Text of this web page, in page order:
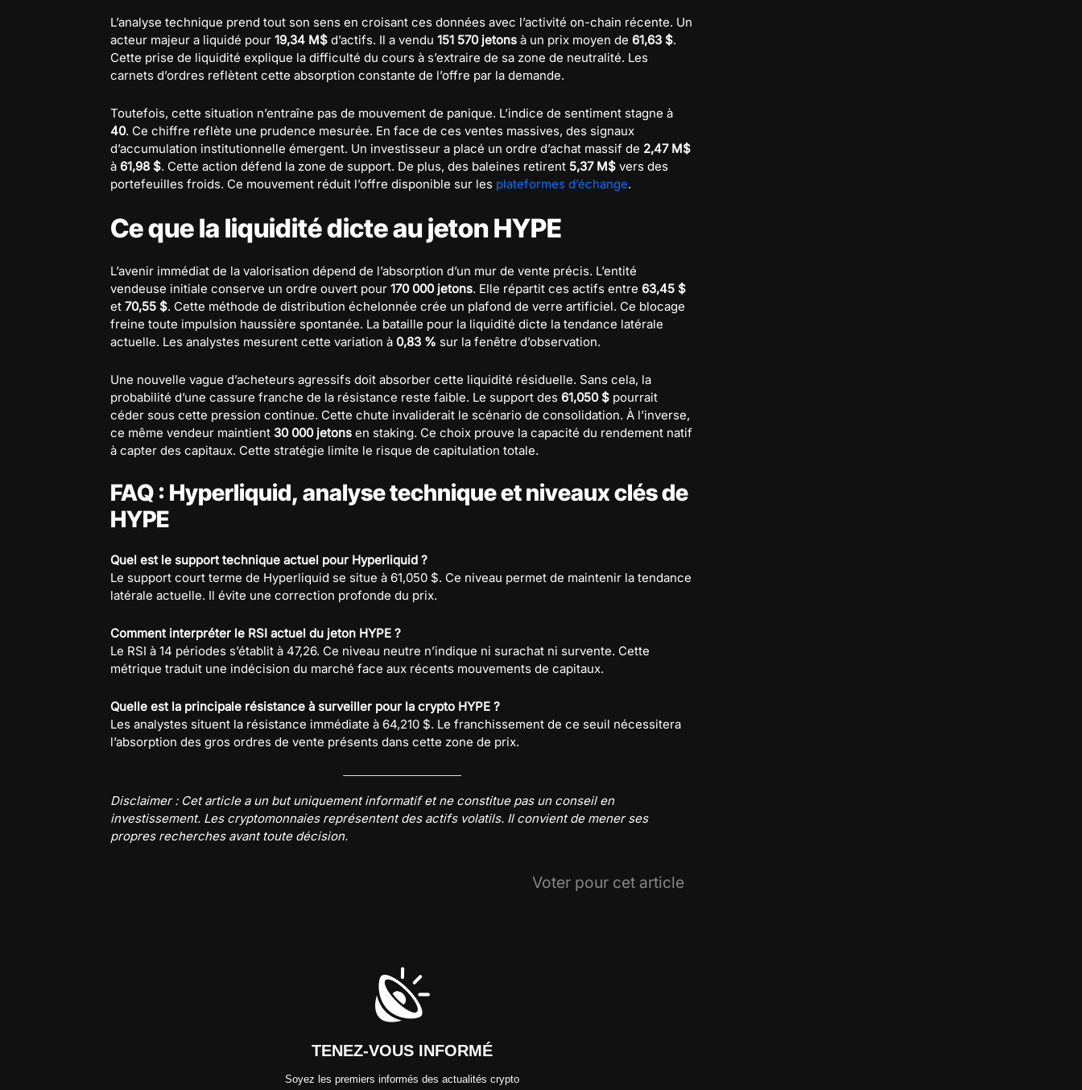
L’analyse technique prend tout son sens en croisant ces données avec l’activité on-chain récente. Un
acteur majeur a liquidé pour 19,34 M$ d’actifs. Il a vendu 151 570 jetons à un prix moyen de 61,63 $.
Cette prise de liquidité explique la difficulté du cours à s’extraire de sa zone de neutralité. Les
carnets d’ordres reflètent cette absorption constante de l’offre par la demande.
Toutefois, cette situation n’entraîne pas de mouvement de panique. L’indice de sentiment stagne à
40. Ce chiffre reflète une prudence mesurée. En face de ces ventes massives, des signaux
d’accumulation institutionnelle émergent. Un investisseur a placé un ordre d’achat massif de 2,47 M$
à 61,98 $. Cette action défend la zone de support. De plus, des baleines retirent 5,37 M$ vers des
portefeuilles froids. Ce mouvement réduit l’offre disponible sur les plateformes d’échange.
Ce que la liquidité dicte au jeton HYPE
L’avenir immédiat de la valorisation dépend de l’absorption d’un mur de vente précis. L’entité
vendeuse initiale conserve un ordre ouvert pour 170 000 jetons. Elle répartit ces actifs entre 63,45 $
et 70,55 $. Cette méthode de distribution échelonnée crée un plafond de verre artificiel. Ce blocage
freine toute impulsion haussière spontanée. La bataille pour la liquidité dicte la tendance latérale
actuelle. Les analystes mesurent cette variation à 0,83 % sur la fenêtre d’observation.
Une nouvelle vague d’acheteurs agressifs doit absorber cette liquidité résiduelle. Sans cela, la
probabilité d’une cassure franche de la résistance reste faible. Le support des 61,050 $ pourrait
céder sous cette pression continue. Cette chute invaliderait le scénario de consolidation. À l’inverse,
ce même vendeur maintient 30 000 jetons en staking. Ce choix prouve la capacité du rendement natif
à capter des capitaux. Cette stratégie limite le risque de capitulation totale.
FAQ : Hyperliquid, analyse technique et niveaux clés de
HYPE
Quel est le support technique actuel pour Hyperliquid ?
Le support court terme de Hyperliquid se situe à 61,050 $. Ce niveau permet de maintenir la tendance
latérale actuelle. Il évite une correction profonde du prix.
Comment interpréter le RSI actuel du jeton HYPE ?
Le RSI à 14 périodes s’établit à 47,26. Ce niveau neutre n’indique ni surachat ni survente. Cette
métrique traduit une indécision du marché face aux récents mouvements de capitaux.
Quelle est la principale résistance à surveiller pour la crypto HYPE ?
Les analystes situent la résistance immédiate à 64,210 $. Le franchissement de ce seuil nécessitera
l’absorption des gros ordres de vente présents dans cette zone de prix.
Disclaimer : Cet article a un but uniquement informatif et ne constitue pas un conseil en
investissement. Les cryptomonnaies représentent des actifs volatils. Il convient de mener ses
propres recherches avant toute décision.
Voter pour cet article
TENEZ-VOUS INFORMÉ
Soyez les premiers informés des actualités crypto